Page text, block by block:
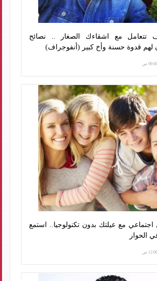
مع اشقاءك الصغار .. نصائح
قدوة حسنة وأخ كبير (أنفوجراف)
اجتماعي مع عيلتك بدون تكنولوجيا.. استمع
الحوار